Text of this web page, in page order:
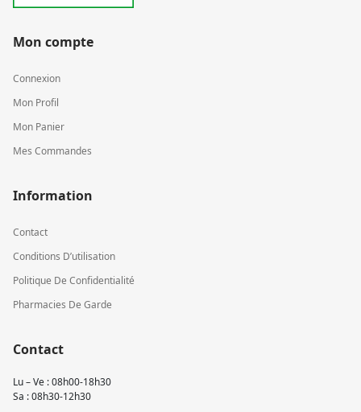
Mon compte
Connexion
Mon Profil
Mon Panier
Mes Commandes
Information
Contact
Conditions D’utilisation
Politique De Confidentialité
Pharmacies De Garde
Contact
Lu – Ve : 08h00-18h30
Sa : 08h30-12h30